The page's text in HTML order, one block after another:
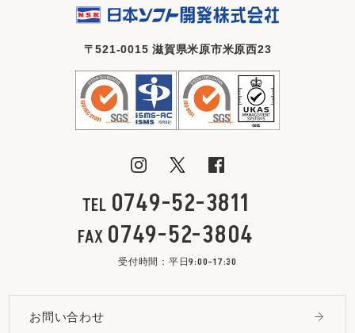
〒521-0015 滋賀県米原市米原西23
TEL 0749-52-3811
FAX 0749-52-3804
受付時間：平日9:00-17:30
お問い合わせ